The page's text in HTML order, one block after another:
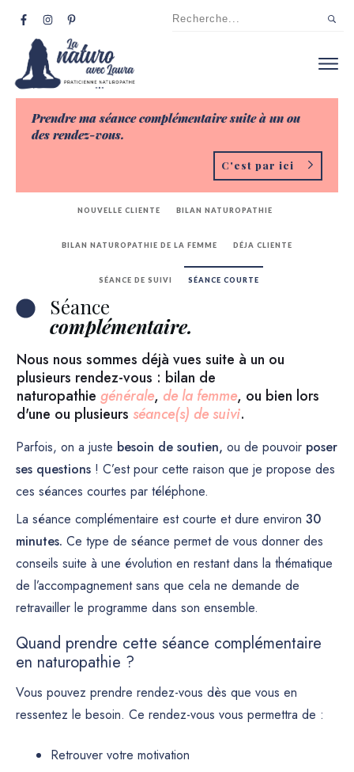
Prendre ma séance complémentaire suite à un ou
des rendez-vous.
C'est par ici
NOUVELLE CLIENTE BILAN NATUROPATHIE
BILAN NATUROPATHIE DE LA FEMME DÉJA CLIENTE
SÉANCE DE SUIVI SÉANCE COURTE
Séance
complémentaire.
Nous nous sommes déjà vues suite à un ou
plusieurs rendez-vous : bilan de
naturopathie générale, de la femme, ou bien lors
d'une ou plusieurs séance(s) de suivi.
Parfois, on a juste besoin de soutien, ou de pouvoir poser
ses questions ! C’est pour cette raison que je propose des
ces séances courtes par téléphone.
La séance complémentaire est courte et dure environ 30
minutes. Ce type de séance permet de vous donner des
conseils suite à une évolution en restant dans la thématique
de l’accompagnement sans que cela ne demande de
retravailler le programme dans son ensemble.
Quand prendre cette séance complémentaire
en naturopathie ?
Vous pouvez prendre rendez-vous dès que vous en
ressentez le besoin. Ce rendez-vous vous permettra de :
Retrouver votre motivation